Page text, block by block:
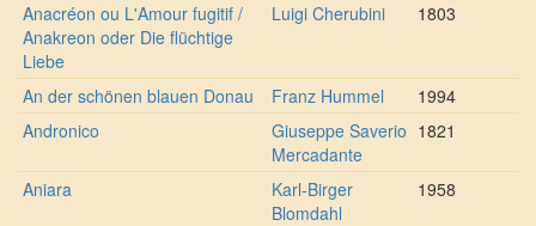
Anacréon ou L'Amour fugitif /
Anakreon oder Die flüchtige
Liebe
Luigi Cherubini 1803
An der schönen blauen Donau Franz Hummel
1994
Andronico
Giuseppe Saverio
Mercadante
1821
Aniara
Karl-Birger
Blomdahl
1958